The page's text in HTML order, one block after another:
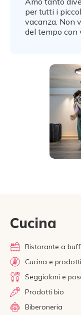
per tutti i
vacanza. Non
del tempo con
Cucina
Ristorante a
Cucina e
Seggioloni e
Prodotti bio
Biberoneria